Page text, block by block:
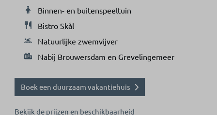
Binnen- en buitenspeeltuin
Bistro Skål
Natuurlijke zwemvijver
Nabij Brouwersdam en Grevelingemeer
Boek een duurzaam vakantiehuis
Bekijk de prijzen en beschikbaarheid